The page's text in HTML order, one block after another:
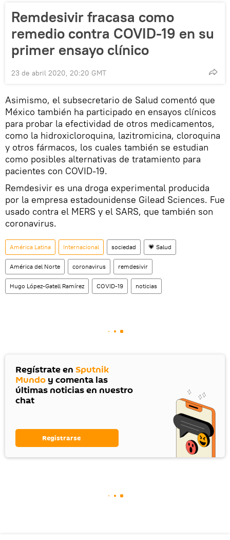
Remdesivir fracasa como
remedio contra COVID-19 en su
primer ensayo clínico
23 de abril 2020, 20:20 GMT
Asimismo, el subsecretario de Salud comentó que
México también ha participado en ensayos clínicos
para probar la efectividad de otros medicamentos,
como la hidroxicloroquina, lazitromicina, cloroquina
y otros fármacos, los cuales también se estudian
como posibles alternativas de tratamiento para
pacientes con COVID-19.
Remdesivir es una droga experimental producida
por la empresa estadounidense Gilead Sciences. Fue
usado contra el MERS y el SARS, que también son
coronavirus.
América Latina Internacional sociedad 💗 Salud
América del Norte coronavirus remdesivir
Hugo López-Gatell Ramírez COVID-19 noticias
Regístrate en Sputnik
Mundo y comenta las
últimas noticias en nuestro
chat
Registrarse